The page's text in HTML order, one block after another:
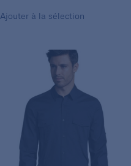
Ajouter à la sélection